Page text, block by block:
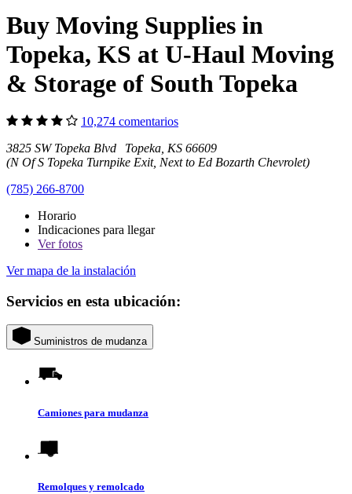
Buy Moving Supplies in
Topeka, KS at U-Haul Moving
& Storage of South Topeka
10,274 comentarios
3825 SW Topeka Blvd Topeka, KS 66609
(N Of S Topeka Turnpike Exit, Next to Ed Bozarth Chevrolet)
(785) 266-8700
Horario
Indicaciones para llegar
Verfotos
Ver mapa de la instalación
Servicios en esta ubicación:
Suministros de mudanza
Camiones para mudanza
Remolques y remolcado